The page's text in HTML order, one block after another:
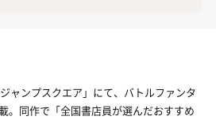
ャンプスクエア」にて、バトルファンタ
。同作で「全国書店員が選んだおすすめ